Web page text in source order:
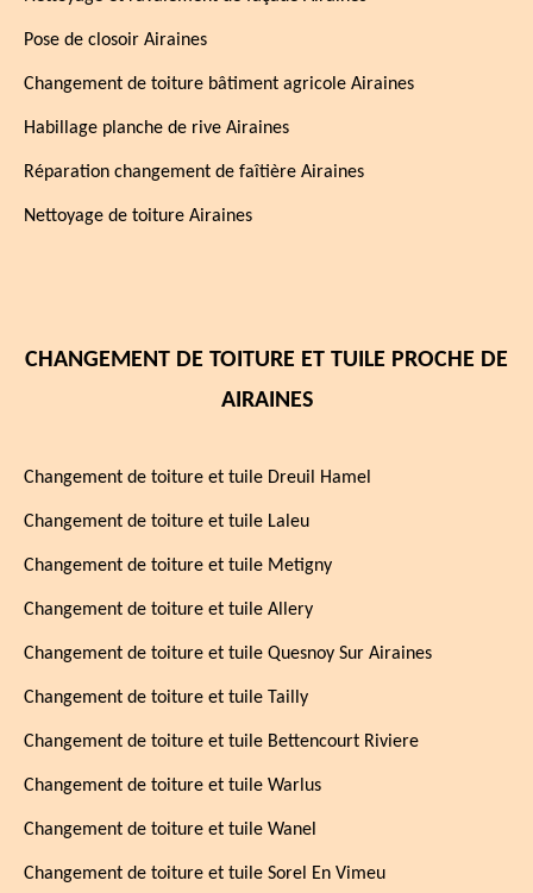
Pose de closoir Airaines
Changement de toiture bâtiment agricole Airaines
Habillage planche de rive Airaines
Réparation changement de faîtière Airaines
Nettoyage de toiture Airaines
CHANGEMENT DE TOITURE ET TUILE PROCHE DE
AIRAINES
Changement de toiture et tuile Dreuil Hamel
Changement de toiture et tuile Laleu
Changement de toiture et tuile Metigny
Changement de toiture et tuile Allery
Changement de toiture et tuile Quesnoy Sur Airaines
Changement de toiture et tuile Tailly
Changement de toiture et tuile Bettencourt Riviere
Changement de toiture et tuile Warlus
Changement de toiture et tuile Wanel
Changement de toiture et tuile Sorel En Vimeu